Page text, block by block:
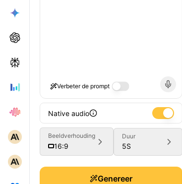
Verbeter de prompt
Native audio
Beeldverhouding
16:9
Duur
5S
Genereer